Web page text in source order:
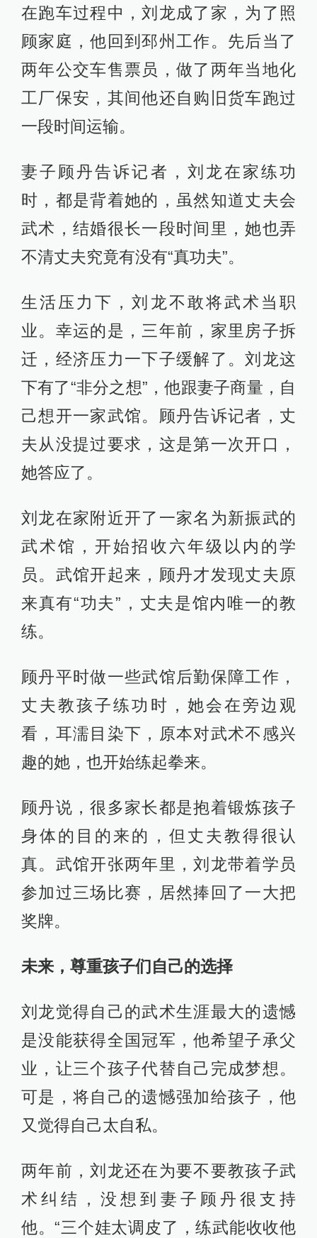
在跑车过程中，刘龙成了家，为了照
顾家庭，他回到邳州工作。先后当了
两年公交车售票员，做了两年当地化
工厂保安，其间他还自购旧货车跑过
一段时间运输。
妻子顾丹告诉记者，刘龙在家练功
时，都是背着她的，虽然知道丈夫会
武术，结婚很长一段时间里，她也弄
不清丈夫究竟有没有“真功夫”。
生活压力下，刘龙不敢将武术当职
业。幸运的是，三年前，家里房子拆
迁，经济压力一下子缓解了。刘龙这
下有了“非分之想”，他跟妻子商量，自
己想开一家武馆。顾丹告诉记者，丈
夫从没提过要求，这是第一次开口，
她答应了。
刘龙在家附近开了一家名为新振武的
武术馆，开始招收六年级以内的学
员。武馆开起来，顾丹才发现丈夫原
来真有“功夫”，丈夫是馆内唯一的教
练。
顾丹平时做一些武馆后勤保障工作，
丈夫教孩子练功时，她会在旁边观
看，耳濡目染下，原本对武术不感兴
趣的她，也开始练起拳来。
顾丹说，很多家长都是抱着锻炼孩子
身体的目的来的，但丈夫教得很认
真。武馆开张两年里，刘龙带着学员
参加过三场比赛，居然捧回了一大把
奖牌。
未来，尊重孩子们自己的选择
刘龙觉得自己的武术生涯最大的遗憾
是没能获得全国冠军，他希望子承父
业，让三个孩子代替自己完成梦想。
可是，将自己的遗憾强加给孩子，他
又觉得自己太自私。
两年前，刘龙还在为要不要教孩子武
术纠结，没想到妻子顾丹很支持
他。“三个娃太调皮了，练武能收收他